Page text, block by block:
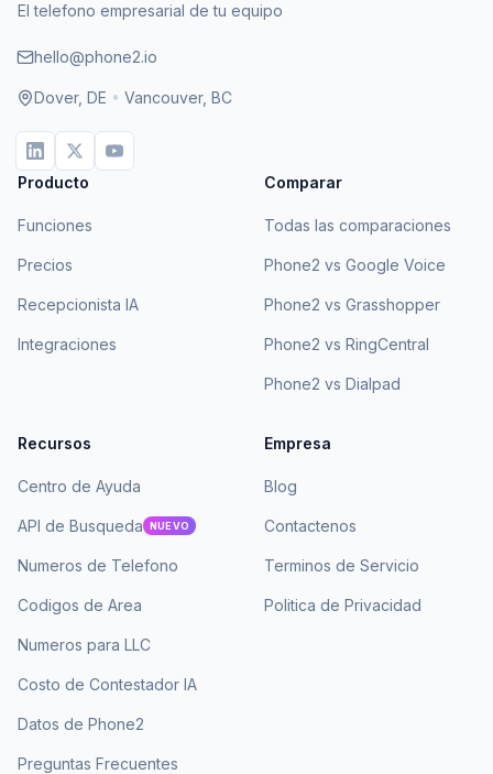
El telefono empresarial de tu equipo
hello@phone2.io
Dover, DE • Vancouver, BC
Producto
Funciones
Precios
Recepcionista IA
Integraciones
Comparar
Todas las comparaciones
Phone2 vs Google Voice
Phone2 vs Grasshopper
Phone2 vs RingCentral
Phone2 vs Dialpad
Recursos
Centro de Ayuda
API de Busqueda NUEVO
Numeros de Telefono
Codigos de Area
Numeros para LLC
Costo de Contestador IA
Datos de Phone2
Preguntas Frecuentes
Empresa
Blog
Contactenos
Terminos de Servicio
Politica de Privacidad